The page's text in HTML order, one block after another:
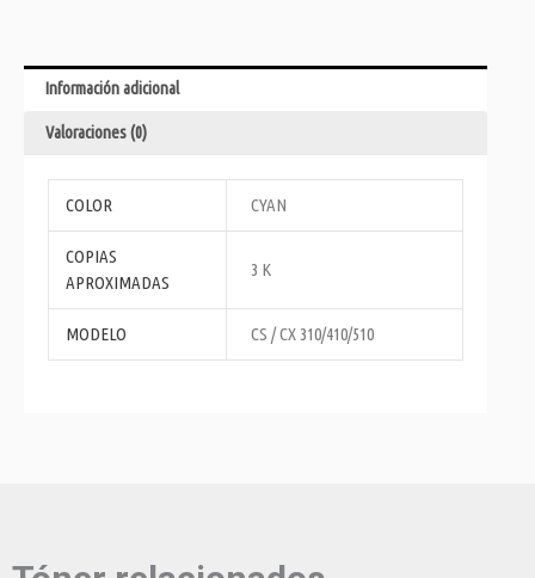
Información adicional
Valoraciones (0)
COLOR CYAN
COPIAS
APROXIMADAS
3 K
MODELO CS / CX 310/410/510